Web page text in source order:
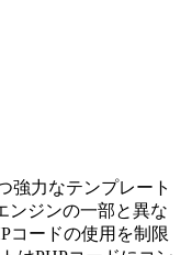
強力なテンプレート
ンジンの一部と異な
コードの使用を制限